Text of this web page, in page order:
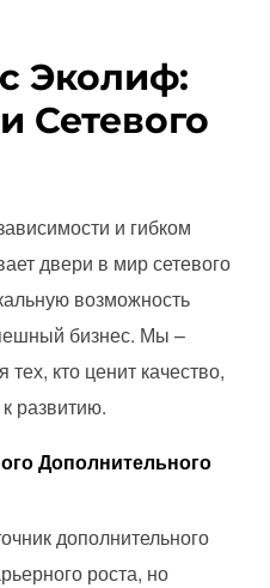
Эколиф:
Сетевого
и гибком
двери в мир сетевого
возможность
бизнес. Мы –
тех, кто ценит качество,
развитию.
Дополнительного
дополнительного
роста, но